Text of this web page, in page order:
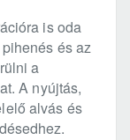
is oda
és az
a
A nyújtás,
alvás és